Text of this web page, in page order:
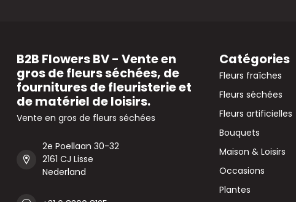
B2B Flowers BV - Vente en
gros de fleurs séchées, de
fournitures de fleuristerie et
de matériel de loisirs.
Vente en gros de fleurs séchées
2e Poellaan 30-32
2161 CJ Lisse
Nederland
Catégories
Fleurs fraîches
Fleurs séchées
Fleurs artificielles
Bouquets
Maison & Loisirs
Occasions
Plantes